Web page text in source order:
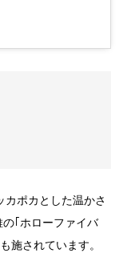
ポカとした温かさ
｢ホローファイバ
施されています。